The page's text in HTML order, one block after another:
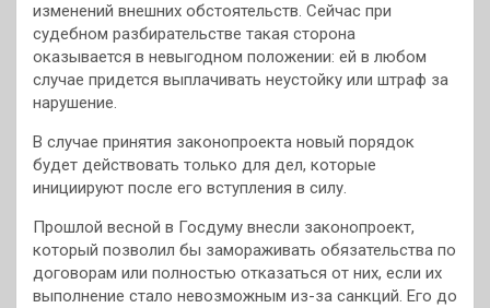
изменений внешних обстоятельств. Сейчас при
судебном разбирательстве такая сторона
оказывается в невыгодном положении: ей в любом
случае придется выплачивать неустойку или штраф за
нарушение.
В случае принятия законопроекта новый порядок
будет действовать только для дел, которые
инициируют после его вступления в силу.
Прошлой весной в Госдуму внесли законопроект,
который позволил бы замораживать обязательства по
договорам или полностью отказаться от них, если их
выполнение стало невозможным из-за санкций. Его до